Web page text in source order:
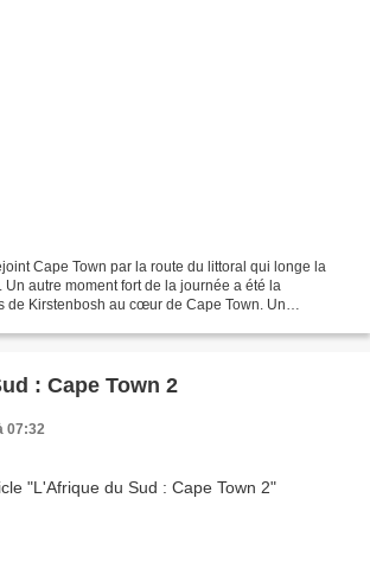
Cape Town par la route du littoral qui longe la
autre moment fort de la journée a été la
de Kirstenbosh au cœur de Cape Town. Un
: Cape Town 2
07:32